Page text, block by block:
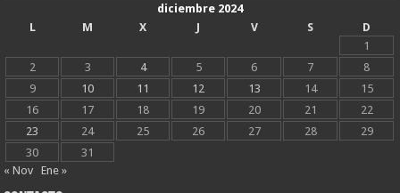
diciembre 2024
L
M X J V S
D
1
2
3 4 5 6 7
8
9
10 11 12 13 14
15
16
17 18 19 20 21
22
23
24 25 26 27 28
29
30
31
« Nov
Ene »